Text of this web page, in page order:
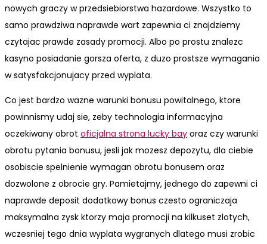
nowych graczy w przedsiebiorstwa hazardowe. Wszystko to
samo prawdziwa naprawde wart zapewnia ci znajdziemy
czytajac prawde zasady promocji. Albo po prostu znalezc
kasyno posiadanie gorsza oferta, z duzo prostsze wymagania
w satysfakcjonujacy przed wyplata.
Co jest bardzo wazne warunki bonusu powitalnego, ktore
powinnismy udaj sie, zeby technologia informacyjna
oczekiwany obrot oficjalna strona lucky bay oraz czy warunki
obrotu pytania bonusu, jesli jak mozesz depozytu, dla ciebie
osobiscie spelnienie wymagan obrotu bonusem oraz
dozwolone z obrocie gry. Pamietajmy, jednego do zapewni ci
naprawde deposit dodatkowy bonus czesto ograniczaja
maksymalna zysk ktorzy maja promocji na kilkuset zlotych,
wczesniej tego dnia wyplata wygranych dlatego musi zrobic